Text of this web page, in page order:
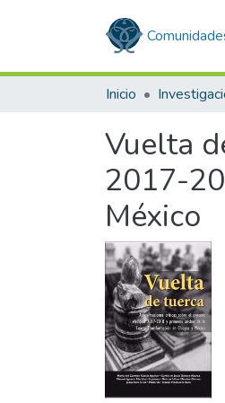
Inicio
Vuelta
2017-
México